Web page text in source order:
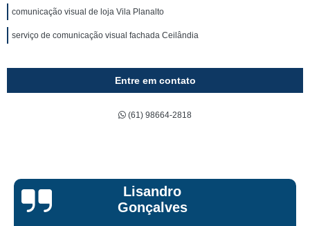
comunicação visual de loja Vila Planalto
serviço de comunicação visual fachada Ceilândia
Entre em contato
(61) 98664-2818